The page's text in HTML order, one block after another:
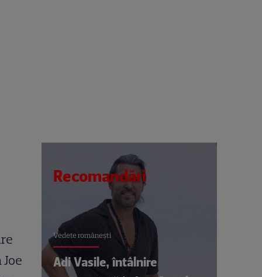
Recomandări
Vedete româneşti
Adi Vasile, întâlnire